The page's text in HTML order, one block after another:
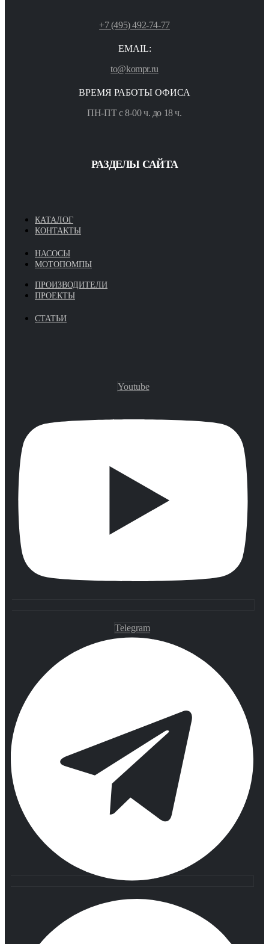
+7 (495) 492-74-77
EMAIL:
to@kompr.ru
ВРЕМЯ РАБОТЫ ОФИСА
ПН-ПТ с 8-00 ч. до 18 ч.
РАЗДЕЛЫ САЙТА
КАТАЛОГ
КОНТАКТЫ
НАСОСЫ
МОТОПОМПЫ
ПРОИЗВОДИТЕЛИ
ПРОЕКТЫ
СТАТЬИ
Youtube
Telegram